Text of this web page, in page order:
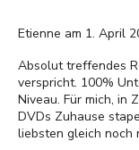
Etienne am 1. April
Absolut treffendes
verspricht. 100%
Niveau. Für mich, in
DVDs Zuhause
liebsten gleich noch